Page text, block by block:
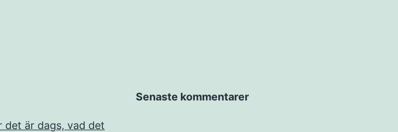
det är dags, vad det
Senaste kommentarer